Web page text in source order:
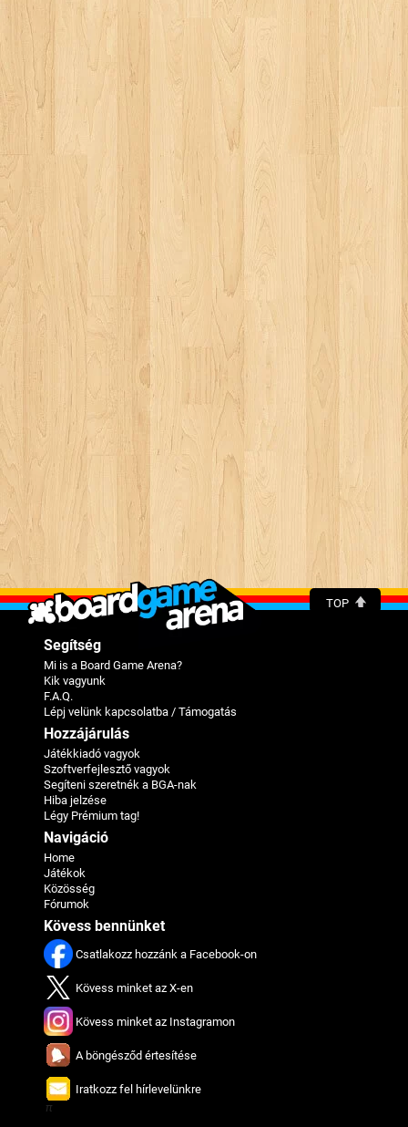
TOP
Segítség
Mi is a Board Game Arena?
Kik vagyunk
F.A.Q.
Lépj velünk kapcsolatba / Támogatás
Hozzájárulás
Játékkiadó vagyok
Szoftverfejlesztő vagyok
Segíteni szeretnék a BGA-nak
Hiba jelzése
Légy Prémium tag!
Navigáció
Home
Játékok
Közösség
Fórumok
Kövess bennünket
Csatlakozz hozzánk a Facebook-on
Kövess minket az X-en
Kövess minket az Instagramon
A böngésződ értesítése
Iratkozz fel hírlevelünkre
π